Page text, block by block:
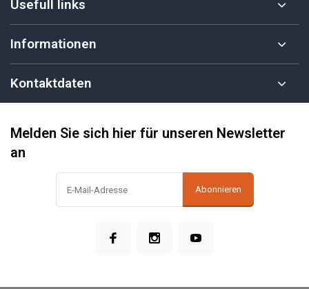
Usefull links
Informationen
Kontaktdaten
Melden Sie sich hier für unseren Newsletter
an
Abonnieren